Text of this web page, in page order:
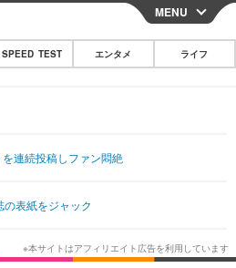
CLOSE
韓国・芸能
グルメ
MENU
SPEED TEST エンタメ ライフ
連続投稿しファン悶絶
表紙をジャック